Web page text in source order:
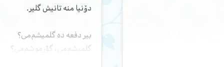
قاداغان ائتمیشدی. اما
خورولتوسونا قولاق
دۆنیا منه تانیش گلیر.
بیر دفعه ده گلمیشم‌می؟
گلمیشم‌می، گؤرموشم‌می؟